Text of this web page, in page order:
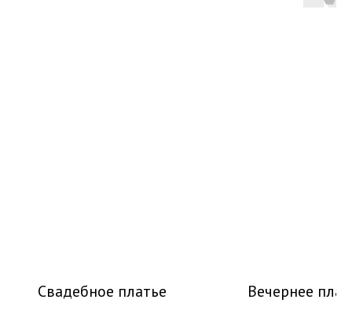
Свадебное платье Вечернее